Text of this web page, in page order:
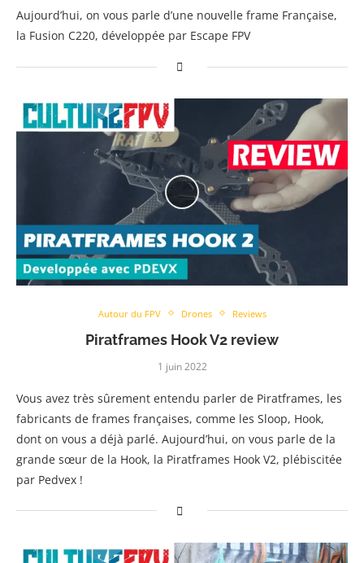
Aujourd’hui, on vous parle d’une nouvelle frame Française,
la Fusion C220, développée par Escape FPV
Autour du FPV Drones Reviews
Piratframes Hook V2 review
1 juin 2022
Vous avez très sûrement entendu parler de Piratframes, les
fabricants de frames françaises, comme les Sloop, Hook,
dont on vous a déjà parlé. Aujourd’hui, on vous parle de la
grande sœur de la Hook, la Piratframes Hook V2, plébiscitée
par Pedvex !